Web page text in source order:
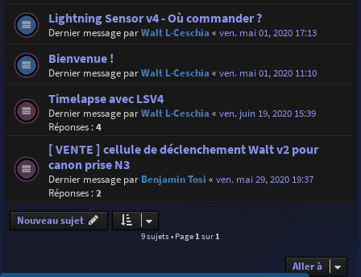
Lightning Sensor v4 - Où commander ?
Dernier message parWalt L-Ceschia « ven. mai 01, 2020 17:13
Bienvenue !
Dernier message parWalt L-Ceschia « ven. mai 01, 2020 11:10
Timelapse avec LSV4
Dernier message parWalt L-Ceschia « ven. juin 19, 2020 15:39
Réponses :4
[ VENTE ] cellule de déclenchement Walt v2 pour
canon prise N3
Dernier message par Benjamin Tosi « ven. mai 29, 2020 19:37
Réponses :2
Nouveau sujet
9 sujets • Page1sur1
Aller à